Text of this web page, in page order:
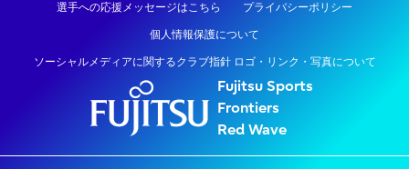
選手への応援メッセージはこちら プライバシーポリシー
個人情報保護について
ソーシャルメディアに関するクラブ指針 ロゴ・リンク・写真について
Fujitsu Sports
Frontiers
Red Wave